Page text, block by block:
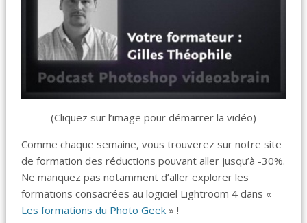
(Cliquez sur l’image pour démarrer la vidéo)
Comme chaque semaine, vous trouverez sur notre site
de formation des réductions pouvant aller jusqu’à -30%.
Ne manquez pas notamment d’aller explorer les
formations consacrées au logiciel Lightroom 4 dans «
Les formations du Photo Geek » !